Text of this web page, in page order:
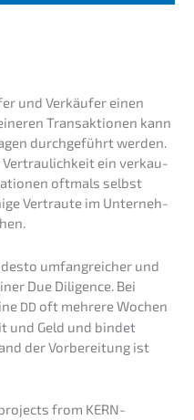
und Verkäu­fer einen
Trans­ak­tio­nen kann
durch­ge­führt werden.
Vertrau­lich­keit ein verkau­
oftmals selbst
Vertrau­te im Unter­neh­
umfang­rei­cher und
Due Diligence. Bei
DD oft mehre­re Wochen
und Geld und bindet
der Vorbe­rei­tung ist
from KERN-